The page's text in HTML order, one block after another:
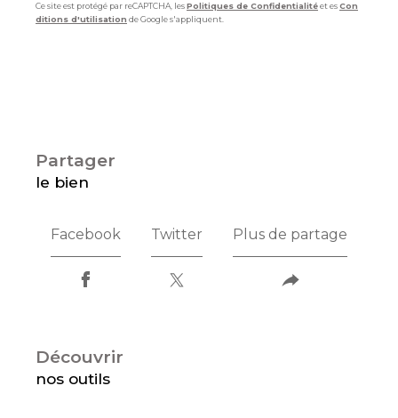
Ce site est protégé par reCAPTCHA, lesPolitiques de Confidentialitéet esCon
ditions d'utilisation de Google s'appliquent.
partager
le bien
Facebook Twitter Plus de partage
découvrir
nos outils